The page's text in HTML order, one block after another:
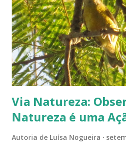
escalada para sair bem na frente
namoradinhos, todos
acompanharam do início ao fim. O
Avenida Anhanguera, em frente
avenida até a Avenida Goiás. Não
por aí, na Praça dos Bandei...
Via Natureza:
Natureza é uma
Autoria de Luísa Nogueira